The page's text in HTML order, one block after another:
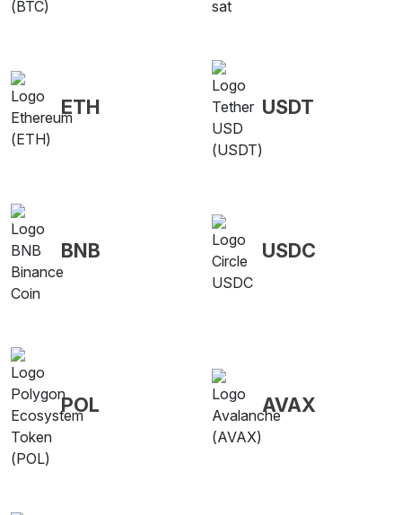
ETH USDT
BNB USDC
POL AVAX